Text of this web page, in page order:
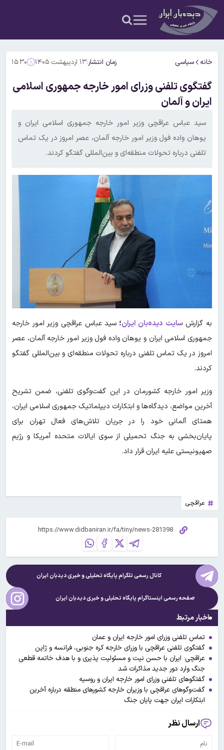
خانه سیاسی زمان انتشار:۱۳ اردیبهشت ۱۴۰۵ ۱۵:۳۰
گفتگوی تلفنی وزرای امور خارجه جمهوری اسلامی
ایران و آلمان
سید عباس عراقچی وزیر امور خارجه جمهوری اسلامی ایران و
یوهان واده فول وزیر امور خارجه آلمان، عصر امروز در یک تماس
تلفنی درباره تحولات منطقه‌ای و بین‌المللی گفتگو کردند.
به گزارشسایت دیده‌بان ایران؛ سید عباس عراقچی وزیر امور خارجه
جمهوری اسلامی ایران و یوهان واده فول وزیر امور خارجه آلمان، عصر
امروز در یک تماس تلفنی درباره تحولات منطقه‌ای و بین‌المللی گفتگو
کردند.
وزیر امور خارجه کشورمان در این گفت‌وگوی تلفنی، ضمن تشریح
آخرین مواضع، دیدگاه‌ها و ابتکارات دیپلماتیک جمهوری اسلامی ایران،
همتای آلمانی خود را در جریان تلاش‌های فعال تهران برای
پایان‌بخشی به جنگ تحمیلی از سوی ایالات متحده آمریکا و رژیم
صهیونیستی علیه ایران قرار داد.
عراقچی
کانال رسمی تلگرام پایگاه تحلیلی و خبریدیدبان ایران
صفحه رسمی اینستاگرام پایگاه تحلیلی و خبریدیدبان ایران
اخبار مرتبط
تماس تلفنی وزرای امور خارجه ایران و عمان
گفتگوی تلفنی عراقچی با وزرای خارجه کره جنوبی، فرانسه و ژاپن
عراقچی: ایران با حسن نیت و مسئولیت پذیری و با هدف خاتمه قطعی
جنگ وارد دور جدید مذاکرات شد
گفتگوهای تلفنی وزرای امور خارجه ایران و روسیه
گفت‌وگوهای عراقچی با وزیران خارجه کشورهای منطقه درباره آخرین
ابتکارات ایران جهت پایان جنگ
ارسال نظر